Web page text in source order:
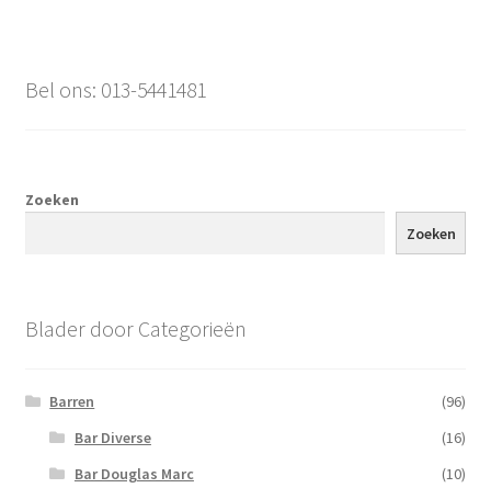
Bel ons: 013-5441481
Zoeken
Zoeken
Blader door Categorieën
Barren
(96)
Bar Diverse
(16)
Bar Douglas Marc
(10)